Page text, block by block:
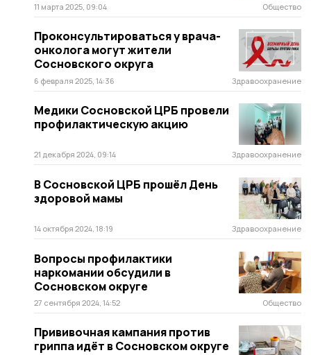
11 марта 2025, 09:04 Общество
Проконсультироваться у врача-
онколога могут жители
Сосновского округа
6 февраля 2025, 14:36 Здравоохранение
Медики Сосновской ЦРБ провели
профилактическую акцию
21 декабря 2024, 09:14 Здравоохранение
В Сосновской ЦРБ прошёл День
здоровой мамы
14 октября 2024, 18:19 Здравоохранение
Вопросы профилактики
наркомании обсудили в
Сосновском округе
27 сентября 2024, 14:52 Общество
Прививочная кампания против
гриппа идёт в Сосновском округе